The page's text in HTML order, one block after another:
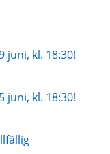
juni, kl. 18:30!
juni, kl. 18:30!